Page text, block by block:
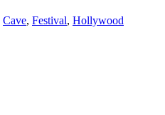
Cave, Festival, Hollywood